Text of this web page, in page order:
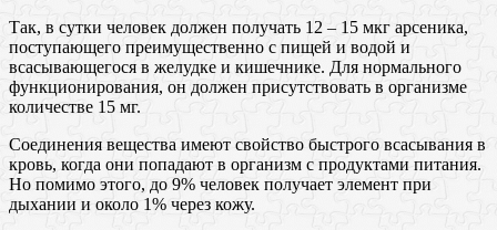
Так, в сутки человек должен получать 12 – 15 мкг арсеника,
поступающего преимущественно с пищей и водой и
всасывающегося в желудке и кишечнике. Для нормального
функционирования, он должен присутствовать в организме
количестве 15 мг.
Соединения вещества имеют свойство быстрого всасывания в
кровь, когда они попадают в организм с продуктами питания.
Но помимо этого, до 9% человек получает элемент при
дыхании и около 1% через кожу.